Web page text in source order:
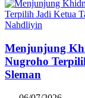
Nahdliyin
Menjunjung
Nugroho
Sleman